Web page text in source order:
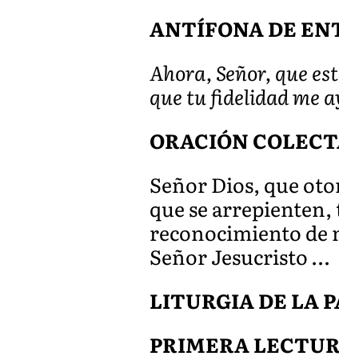
ANTÍFONA DE
Ahora, Señor, que
que tu fidelidad me
ORACIÓN
Señor Dios, que
que se
reconocimiento de
Señor Jesucristo …
LITURGIA DE LA
PRIMERA